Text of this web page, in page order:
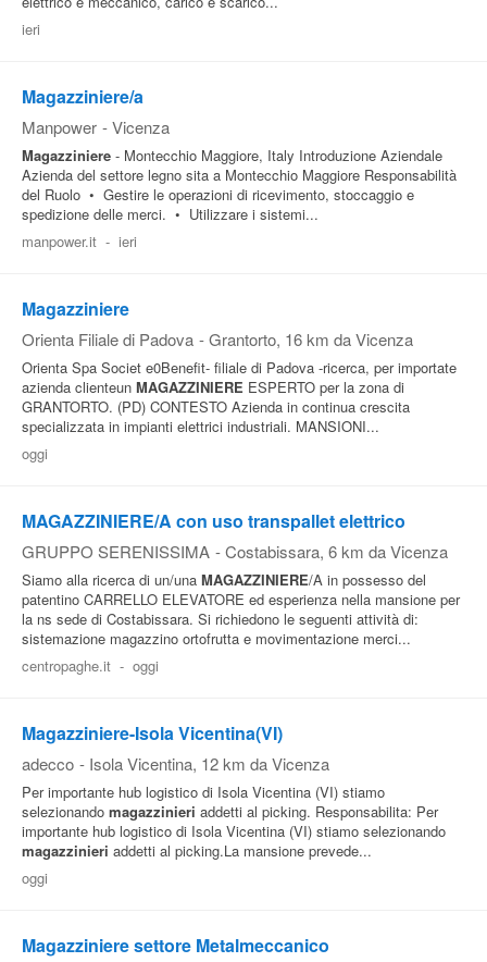
ieri
Magazziniere/a
Manpower - Vicenza
Magazziniere - Montecchio Maggiore, Italy Introduzione Aziendale
Azienda del settore legno sita a Montecchio Maggiore Responsabilità
del Ruolo • Gestire le operazioni di ricevimento, stoccaggio e
spedizione delle merci. • Utilizzare i sistemi...
manpower.it - ieri
Magazziniere
Orienta Filiale di Padova - Grantorto, 16 km da Vicenza
Orienta Spa Societ e0Benefit- filiale di Padova -ricerca, per importate
azienda clienteun MAGAZZINIERE ESPERTO per la zona di
GRANTORTO. (PD) CONTESTO Azienda in continua crescita
specializzata in impianti elettrici industriali. MANSIONI...
oggi
MAGAZZINIERE/A con uso transpallet elettrico
GRUPPO SERENISSIMA - Costabissara, 6 km da Vicenza
Siamo alla ricerca di un/una MAGAZZINIERE/A in possesso del
patentino CARRELLO ELEVATORE ed esperienza nella mansione per
la ns sede di Costabissara. Si richiedono le seguenti attività di:
sistemazione magazzino ortofrutta e movimentazione merci...
centropaghe.it - oggi
Magazziniere-Isola Vicentina(VI)
adecco - Isola Vicentina, 12 km da Vicenza
Per importante hub logistico di Isola Vicentina (VI) stiamo
selezionando magazzinieri addetti al picking. Responsabilita: Per
importante hub logistico di Isola Vicentina (VI) stiamo selezionando
magazzinieri addetti al picking.La mansione prevede...
oggi
Magazziniere settore Metalmeccanico